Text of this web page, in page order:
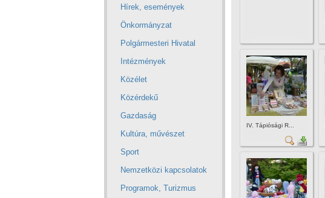
Hírek, események
Önkormányzat
Polgármesteri Hivatal
Intézmények
Közélet
Közérdekű
Gazdaság
Kultúra, művészet
Sport
Nemzetközi kapcsolatok
Programok, Turizmus
IV. Tápiósági R...